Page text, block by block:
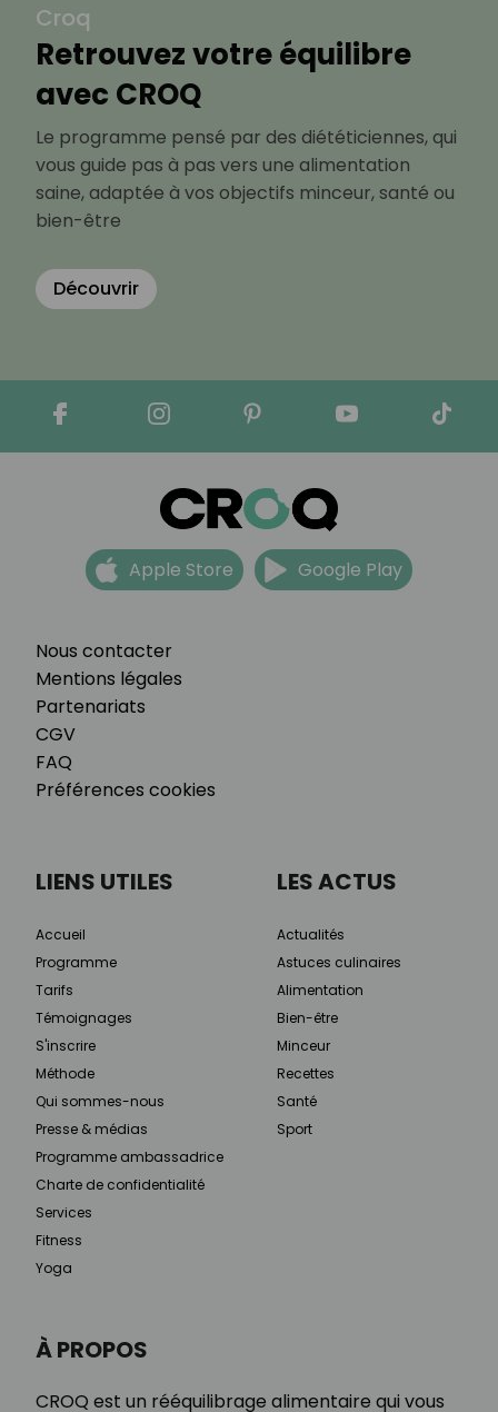
Croq
Retrouvez votre équilibre
avec CROQ
Le programme pensé par des diététiciennes, qui
vous guide pas à pas vers une alimentation
saine, adaptée à vos objectifs minceur, santé ou
bien-être
Découvrir
Nous contacter
Mentions légales
Partenariats
CGV
FAQ
Préférences cookies
Apple Store Google Play
À PROPOS
CROQ est un rééquilibrage alimentaire qui vous
LIENS UTILES
Accueil
Programme
Tarifs
Témoignages
S'inscrire
Méthode
Qui sommes-nous
Presse & médias
Programme ambassadrice
Charte de confidentialité
Services
Fitness
Yoga
LES ACTUS
Actualités
Astuces culinaires
Alimentation
Bien-être
Minceur
Recettes
Santé
Sport